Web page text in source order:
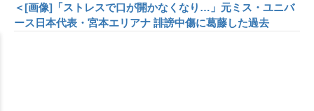
＜[画像]「ストレスで口が開かなくなり…」元ミス・ユニバ
ース日本代表・宮本エリアナ 誹謗中傷に葛藤した過去